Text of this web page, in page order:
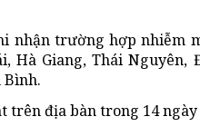
nhận trường hợp nhiễm
Hà Giang, Thái Nguyên,
Bình.
trên địa bàn trong 14